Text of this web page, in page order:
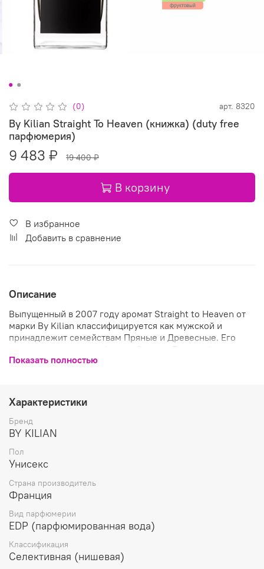
(0) арт. 8320
By Kilian Straight To Heaven (книжка) (duty free
парфюмерия)
9 483 ₽ 19 400 ₽
В корзину
В избранное
Добавить в сравнение
Описание
Выпущенный в 2007 году аромат Straight to Heaven от
марки By Kilian классифицируется как мужской и
принадлежит семействам Пряные и Древесные. Его
Straight to Heaven входит в коллекцию L'œuvre Noire.
Ваниль и Жасмин
Показать полностью
Характеристики
Бренд
BY KILIAN
Пол
Унисекс
Страна производитель
Франция
Вид парфюмерии
EDP (парфюмированная вода)
Классификация
Селективная (нишевая)